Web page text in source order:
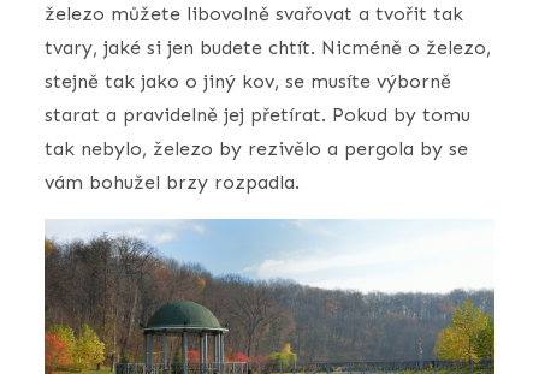
železo můžete libovolně svařovat a tvořit tak
tvary, jaké si jen budete chtít. Nicméně o železo,
stejně tak jako o jiný kov, se musíte výborně
starat a pravidelně jej přetírat. Pokud by tomu
tak nebylo, železo by rezivělo a pergola by se
vám bohužel brzy rozpadla.